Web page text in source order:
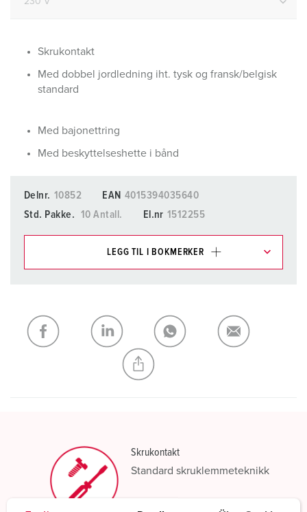
Skrukontakt
Med dobbel jordledning iht. tysk og fransk/belgisk
standard
Med bajonettring
Med beskyttelseshette i bånd
Delnr. 10852 EAN 4015394035640
Std. Pakke.
10 Antall. El.nr 1512255
LEGG TIL I BOKMERKER
Min liste LEGG TIL
OPPRETT EN NY LISTE
Skrukontakt
Standard skruklemmeteknikk